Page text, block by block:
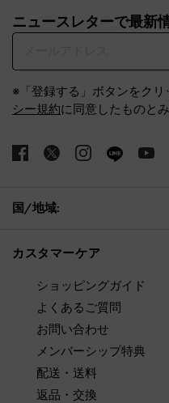
ニュースレターで最新
※「登録する」ボタンをクリ
シー規約に同意したものとみ
国/地域:
カスタマーケア
ショッピングガイド
よくあるご質問
お問い合わせ
メンバーシップ特典
配送・送料
返品・交換